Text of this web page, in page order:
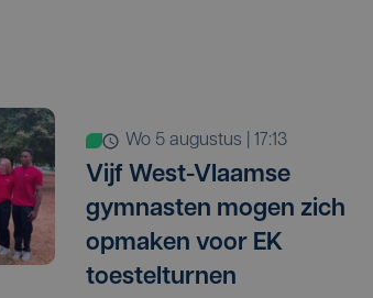
wo 5 augustus | 17:13
Vijf West-Vlaamse
gymnasten mogen zich
opmaken voor EK
toestelturnen